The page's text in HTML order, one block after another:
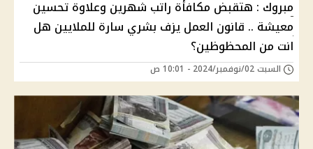
مبروك : هتقبض مكافأة راتب شهرين وعلاوة تحسين
معيشة .. قانون العمل يزف بشري سارة للملايين هل
انت من المحظوظين؟
السبت 02/نوفمبر/2024 - 10:01 ص